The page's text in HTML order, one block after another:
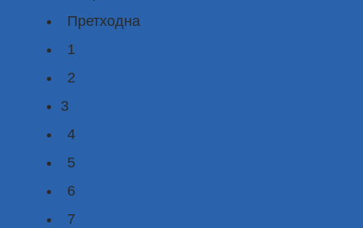
Претходна
1
2
3
4
5
6
7